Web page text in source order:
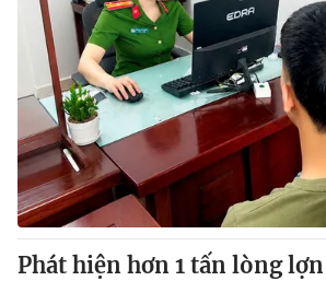
Phát hiện hơn 1 tấn lòng